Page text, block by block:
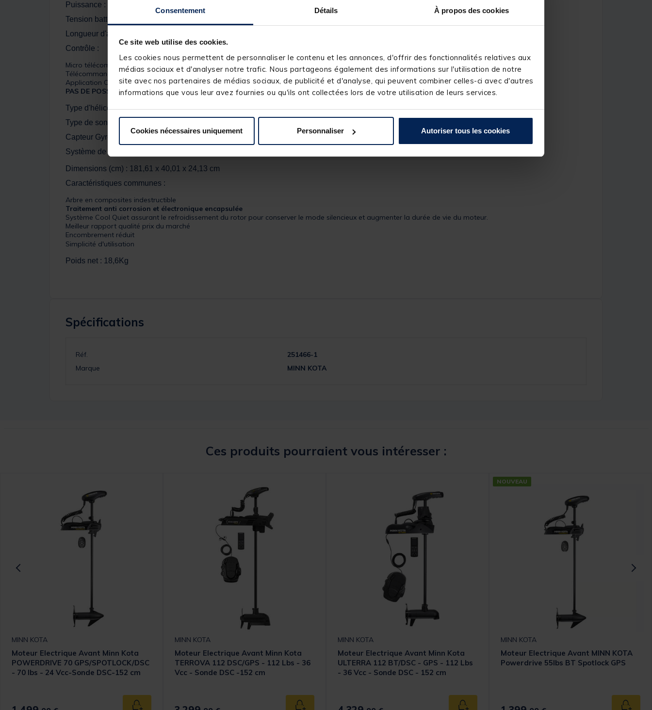
Consentement Détails À propos des cookies
Ce site web utilise des cookies.
Les cookies nous permettent de personnaliser le contenu et les annonces, d'offrir des fonctionnalités relatives aux
médias sociaux et d'analyser notre trafic. Nous partageons également des informations sur l'utilisation de notre
site avec nos partenaires de médias sociaux, de publicité et d'analyse, qui peuvent combiner celles-ci avec d'autres
informations que vous leur avez fournies ou qu'ils ont collectées lors de votre utilisation de leurs services.
Cookies nécessaires uniquement Personnaliser Autoriser tous les cookies
Puissance : 70 Lbs
Tension batteries : 24 Volts
Longueur d'arbre : 152 cm
Contrôle :
Micro télécommande (MK-1866561)
Télécommande GPS avancéen option (MK-1866655)
Application One Boat Network sur modèle GPS
PAS DE POSSIBILITE DE CONNECTER UNE PEDALE
Type d'hélice : Power prop
Type de sonde : DSC : Dual Spectrum CHIRP
Capteur Gyro : Option
Système de Mise à l'eau :
Dimensions (cm) : 181,61 x 40,01 x 24,13 cm
Caractéristiques communes :
Arbre en composites indestructible
Traitement anti corrosion et électronique encapsulée
Système Cool Quiet assurant le refroidissement du rotor pour conserver le mode silencieux et augmenter la durée de vie du moteur.
Meilleur rapport qualité prix du marché
Encombrement réduit
Simplicité d'utilisation
Poids net : 18,6Kg
Spécifications
Réf.
251466-1
Marque
MINN KOTA
Ces produits pourraient vous intéresser :
MINN KOTA
Moteur Electrique Avant Minn Kota
POWERDRIVE 70 GPS/SPOTLOCK/DSC
- 70 lbs - 24 Vcc-Sonde DSC-152 cm
MINN KOTA
Moteur Electrique Avant Minn Kota
TERROVA 112 DSC/GPS - 112 Lbs - 36
Vcc - Sonde DSC -152 cm
MINN KOTA
Moteur Electrique Avant Minn Kota
ULTERRA 112 BT/DSC - GPS - 112 Lbs
- 36 Vcc - Sonde DSC - 152 cm
NOUVEAU
MINN KOTA
Moteur Electrique Avant MINN KOTA
Powerdrive 55lbs BT Spotlock GPS